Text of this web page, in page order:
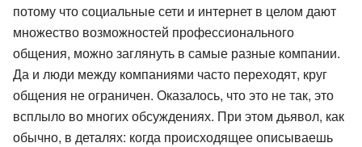
потому что социальные сети и интернет в целом дают
множество возможностей профессионального
общения, можно заглянуть в самые разные компании.
Да и люди между компаниями часто переходят, круг
общения не ограничен. Оказалось, что это не так, это
всплыло во многих обсуждениях. При этом дьявол, как
обычно, в деталях: когда происходящее описываешь